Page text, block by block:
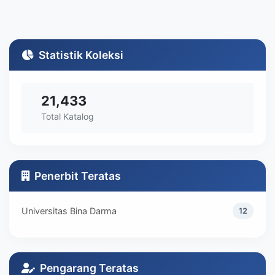
Statistik Koleksi
21,433
Total Katalog
Penerbit Teratas
Universitas Bina Darma 12
Pengarang Teratas